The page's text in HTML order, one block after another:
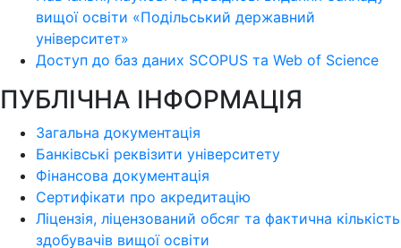
вищої освіти «Подільський державний
університет»
Доступ до баз даних SCOPUS та Web of Science
ПУБЛІЧНА ІНФОРМАЦІЯ
Загальна документація
Банківські реквізити університету
Фінансова документація
Сертифікати про акредитацію
Ліцензія, ліцензований обсяг та фактична кількість
здобувачів вищої освіти